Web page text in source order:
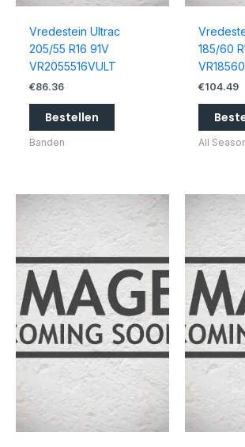
Vredestein Ultrac
205/55 R16 91V
VR2055516VULT
€86.36
Bestellen
Banden
185/60
€104.49
All